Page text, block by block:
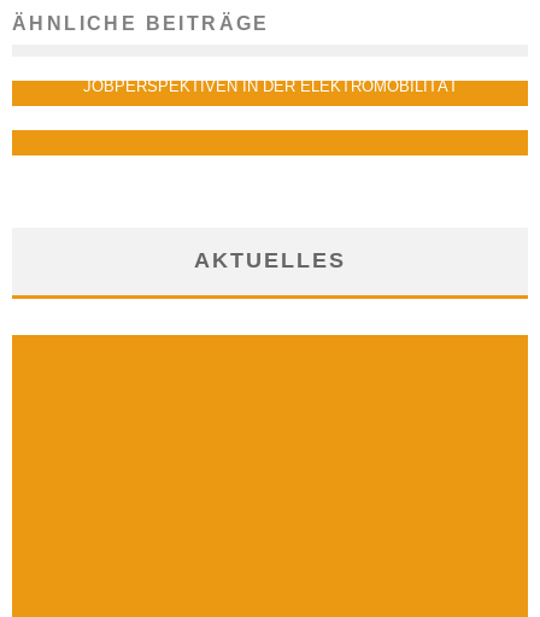
ÄHNLICHE BEITRÄGE
JOBPERSPEKTIVEN IN DER ELEKTROMOBILITÄT
AKTUELLES